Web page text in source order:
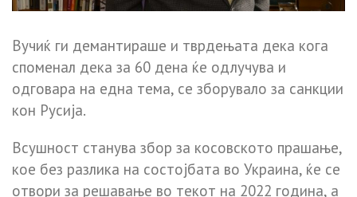
Вучиќ ги демантираше и тврдењата дека кога
споменал дека за 60 дена ќе одлучува и
одговара на една тема, се зборувало за санкции
кон Русија.
Всушност станува збор за косовското прашање,
кое без разлика на состојбата во Украина, ќе се
отвори за решавање во текот на 2022 година, а